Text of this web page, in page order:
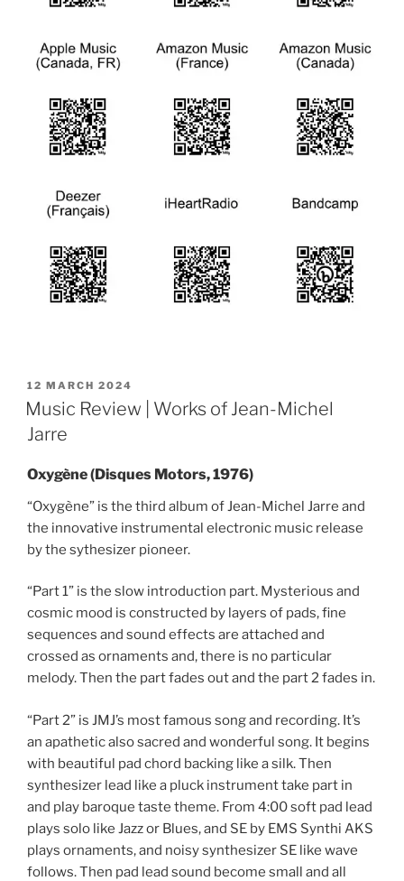
POSTED
ON
12 MARCH 2024
Music Review | Works of Jean-Michel
Jarre
Oxygène (Disques Motors, 1976)
“Oxygène” is the third album of Jean-Michel Jarre and
the innovative instrumental electronic music release
by the sythesizer pioneer.
“Part 1” is the slow introduction part. Mysterious and
cosmic mood is constructed by layers of pads, fine
sequences and sound effects are attached and
crossed as ornaments and, there is no particular
melody. Then the part fades out and the part 2 fades in.
“Part 2” is JMJ’s most famous song and recording. It’s
an apathetic also sacred and wonderful song. It begins
with beautiful pad chord backing like a silk. Then
synthesizer lead like a pluck instrument take part in
and play baroque taste theme. From 4:00 soft pad lead
plays solo like Jazz or Blues, and SE by EMS Synthi AKS
plays ornaments, and noisy synthesizer SE like wave
follows. Then pad lead sound become small and all